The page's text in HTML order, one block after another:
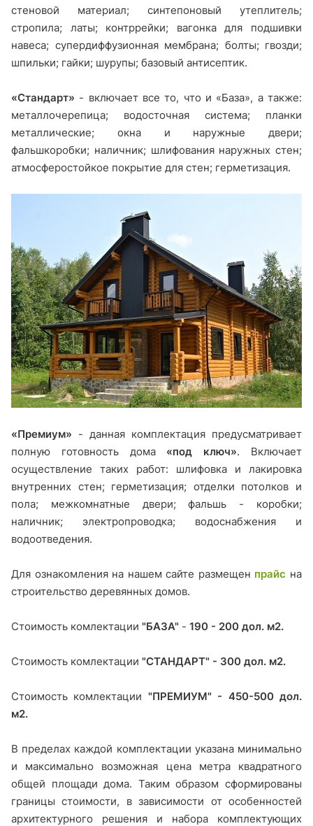
стеновой материал; синтепоновый утеплитель;
стропила; латы; контррейки; вагонка для подшивки
навеса; супердиффузионная мембрана; болты; гвозди;
шпильки; гайки; шурупы; базовый антисептик.
«Стандарт» - включает все то, что и «База», а также:
металлочерепица; водосточная система; планки
металлические; окна и наружные двери;
фальшкоробки; наличник; шлифования наружных стен;
атмосферостойкое покрытие для стен; герметизация.
«Премиум» - данная комплектация предусматривает
полную готовность дома «под ключ». Включает
осуществление таких работ: шлифовка и лакировка
внутренних стен; герметизация; отделки потолков и
пола; межкомнатные двери; фальшь - коробки;
наличник; электропроводка; водоснабжения и
водоотведения.
Для ознакомления на нашем сайте размещен прайс на
строительство деревянных домов.
Стоимость комлектации "БАЗА" - 190 - 200 дол. м2.
Стоимость комлектации "СТАНДАРТ" - 300 дол. м2.
Стоимость комлектации "ПРЕМИУМ" - 450-500 дол.
м2.
В пределах каждой комплектации указана минимально
и максимально возможная цена метра квадратного
общей площади дома. Таким образом сформированы
границы стоимости, в зависимости от особенностей
архитектурного решения и набора комплектующих